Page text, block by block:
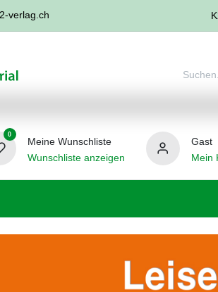
verlag.ch
0
Meine Wunschliste
Wunschliste anzeigen
Gast
Mein